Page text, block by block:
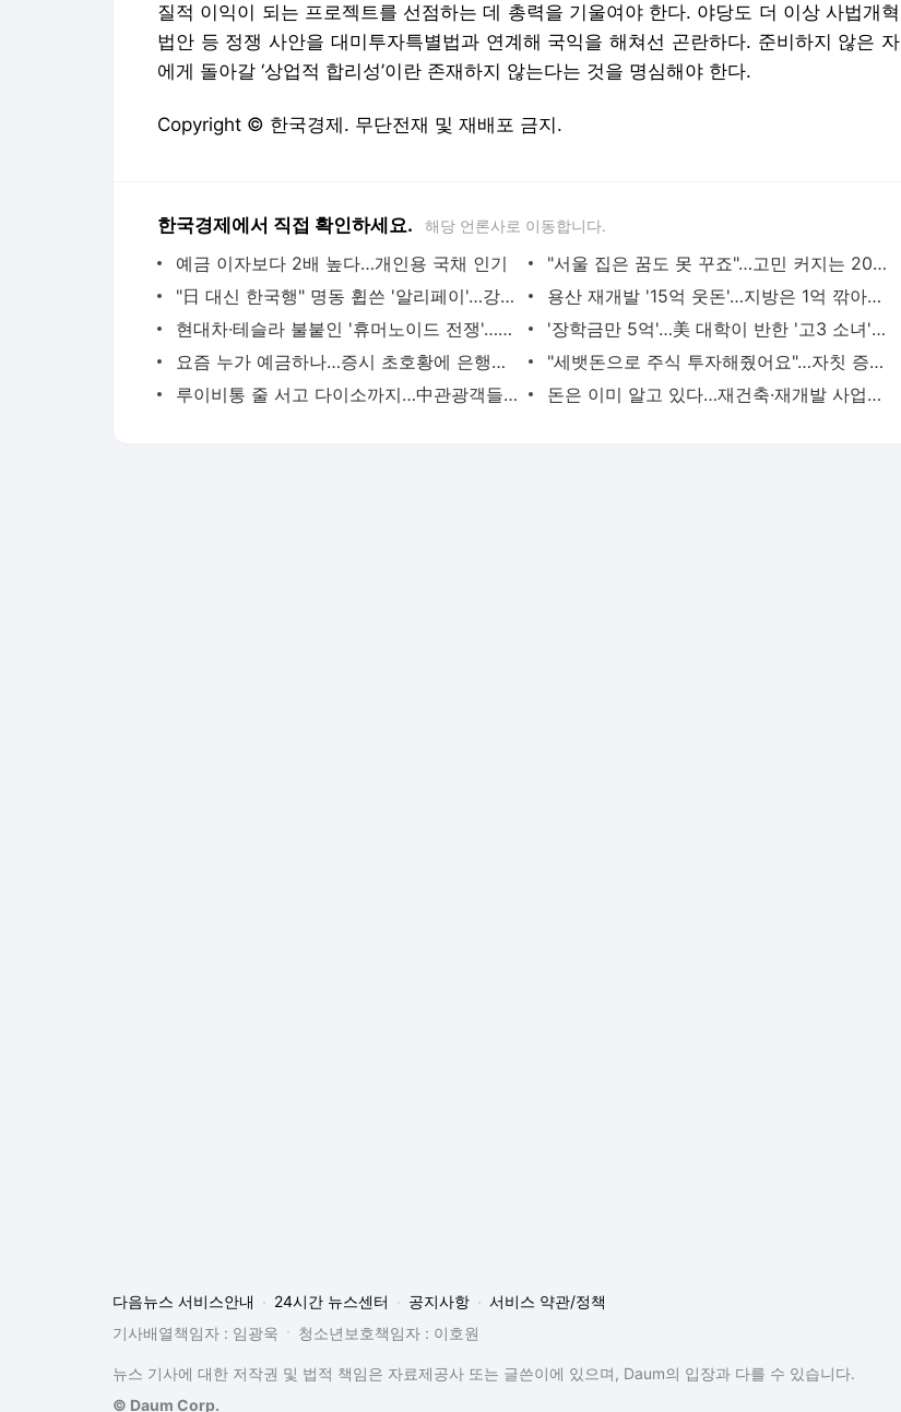
질적 이익이 되는 프로젝트를 선점하는 데 총력을 기울여야 한다. 야당도 더 이상 사법개혁
법안 등 정쟁 사안을 대미투자특별법과 연계해 국익을 해쳐선 곤란하다. 준비하지 않은 자
에게 돌아갈 ‘상업적 합리성’이란 존재하지 않는다는 것을 명심해야 한다.
Copyright © 한국경제. 무단전재 및 재배포 금지.
한국경제에서 직접 확인하세요. 해당 언론사로 이동합니다.
예금 이자보다 2배 높다…개인용 국채 인기
"서울 집은 꿈도 못 꾸죠"…고민 커지는 2030 직장인들 [김익환의 부처 핸즈업]
"日 대신 한국행" 명동 휩쓴 '알리페이'…강남 피부과는 '풀부킹'
용산 재개발 '15억 웃돈'…지방은 1억 깎아도 안 팔려
현대차·테슬라 불붙인 '휴머노이드 전쟁'…뒤에서 웃는 K배터리
'장학금만 5억'…美 대학이 반한 '고3 소녀' 누구 길래
요즘 누가 예금하나…증시 초호황에 은행들 "10% 이자 드려요"
"세뱃돈으로 주식 투자해줬어요"…자칫 증여세 대상
루이비통 줄 서고 다이소까지…中관광객들 '싹쓸이 쇼핑' [현장+]
돈은 이미 알고 있다…재건축·재개발 사업지 '들썩' [정비의 시간中]
다음뉴스 서비스안내 24시간 뉴스센터 공지사항
서비스 약관/정책
기사배열책임자 : 임광욱
청소년보호책임자 : 이호원
뉴스 기사에 대한 저작권 및 법적 책임은 자료제공사 또는 글쓴이에 있으며, Daum의 입장과 다를 수 있습니다.
© Daum Corp.